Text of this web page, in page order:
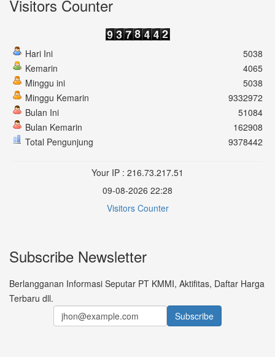
Visitors Counter
Hari Ini
Kemarin
Minggu ini
Minggu Kemarin
Bulan Ini
Bulan Kemarin
Total Pengunjung
5038
4065
5038
9332972
51084
162908
9378442
Your IP : 216.73.217.51
09-08-2026 22:28
Visitors Counter
Subscribe Newsletter
Berlangganan Informasi Seputar PT KMMI, Aktifitas, Daftar Harga
Terbaru dll.